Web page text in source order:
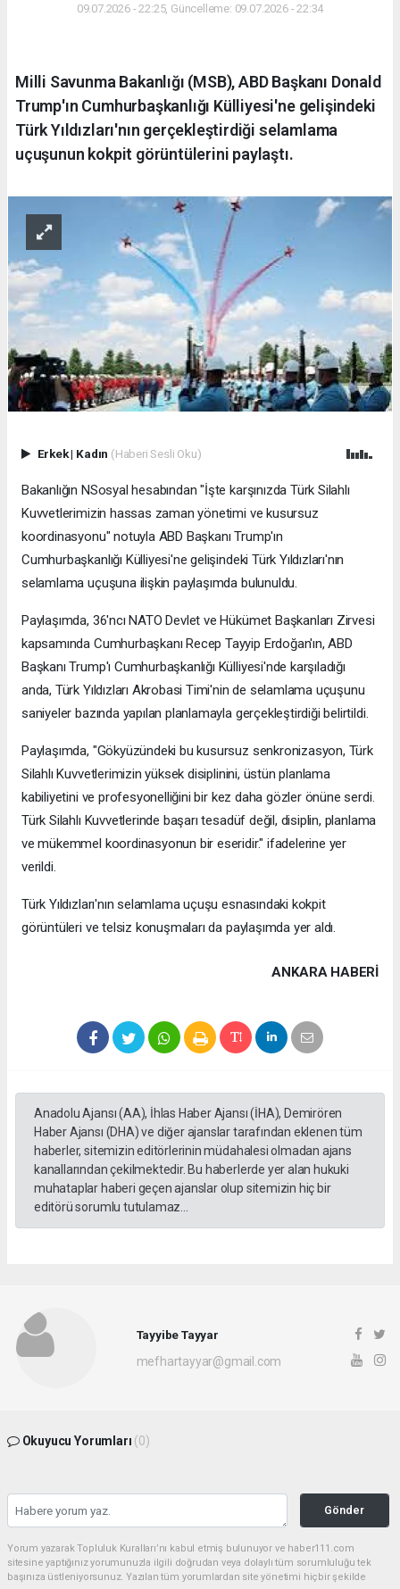
09.07.2026 - 22:25, Güncelleme: 09.07.2026 - 22:34
Milli Savunma Bakanlığı (MSB), ABD Başkanı Donald
Trump'ın Cumhurbaşkanlığı Külliyesi'ne gelişindeki
Türk Yıldızları'nın gerçekleştirdiği selamlama
uçuşunun kokpit görüntülerini paylaştı.
Erkek| Kadın (Haberi Sesli Oku)
Bakanlığın NSosyal hesabından "İşte karşınızda Türk Silahlı
Kuvvetlerimizin hassas zaman yönetimi ve kusursuz
koordinasyonu" notuyla ABD Başkanı Trump'ın
Cumhurbaşkanlığı Külliyesi'ne gelişindeki Türk Yıldızları'nın
selamlama uçuşuna ilişkin paylaşımda bulunuldu.
Paylaşımda, 36'ncı NATO Devlet ve Hükümet Başkanları Zirvesi
kapsamında Cumhurbaşkanı Recep Tayyip Erdoğan'ın, ABD
Başkanı Trump'ı Cumhurbaşkanlığı Külliyesi'nde karşıladığı
anda, Türk Yıldızları Akrobasi Timi'nin de selamlama uçuşunu
saniyeler bazında yapılan planlamayla gerçekleştirdiği belirtildi.
Paylaşımda, "Gökyüzündeki bu kusursuz senkronizasyon, Türk
Silahlı Kuvvetlerimizin yüksek disiplinini, üstün planlama
kabiliyetini ve profesyonelliğini bir kez daha gözler önüne serdi.
Türk Silahlı Kuvvetlerinde başarı tesadüf değil, disiplin, planlama
ve mükemmel koordinasyonun bir eseridir." ifadelerine yer
verildi.
Türk Yıldızları'nın selamlama uçuşu esnasındaki kokpit
görüntüleri ve telsiz konuşmaları da paylaşımda yer aldı.
ANKARA HABERİ
Anadolu Ajansı (AA), İhlas Haber Ajansı (İHA), Demirören
Haber Ajansı (DHA) ve diğer ajanslar tarafından eklenen tüm
haberler, sitemizin editörlerinin müdahalesi olmadan ajans
kanallarından çekilmektedir. Bu haberlerde yer alan hukuki
muhataplar haberi geçen ajanslar olup sitemizin hiç bir
editörü sorumlu tutulamaz...
Tayyibe Tayyar
mefhartayyar@gmail.com
Okuyucu Yorumları (0)
Gönder
Yorum yazarak Topluluk Kuralları’nı kabul etmiş bulunuyor ve haber111.com
sitesine yaptığınız yorumunuzla ilgili doğrudan veya dolaylı tüm sorumluluğu tek
başınıza üstleniyorsunuz. Yazılan tüm yorumlardan site yönetimi hiçbir şekilde